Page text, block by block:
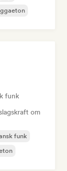
funk
om
funk